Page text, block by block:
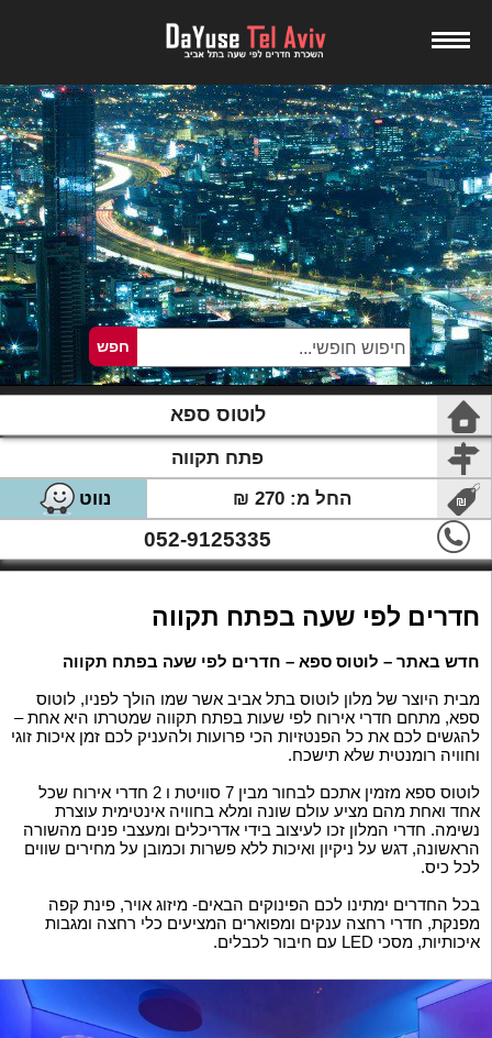
לוטוס ספא
פתח תקווה
החל מ: 270 ₪
נווט
052-9125335
חדרים לפי שעה בפתח תקווה
חדש באתר – לוטוס ספא – חדרים לפי שעה בפתח תקווה
מבית היוצר של מלון לוטוס בתל אביב אשר שמו הולך לפניו, לוטוס
ספא, מתחם חדרי אירוח לפי שעות בפתח תקווה שמטרתו היא אחת –
להגשים לכם את כל הפנטזיות הכי פרועות ולהעניק לכם זמן איכות זוגי
וחוויה רומנטית שלא תישכח.
לוטוס ספא מזמין אתכם לבחור מבין 7 סוויטת ו 2 חדרי אירוח שכל
אחד ואחת מהם מציע עולם שונה ומלא בחוויה אינטימית עוצרת
נשימה. חדרי המלון זכו לעיצוב בידי אדריכלים ומעצבי פנים מהשורה
הראשונה, דגש על ניקיון ואיכות ללא פשרות וכמובן על מחירים שווים
לכל כיס.
בכל החדרים ימתינו לכם הפינוקים הבאים- מיזוג אויר, פינת קפה
מפנקת, חדרי רחצה ענקים ומפוארים המציעים כלי רחצה ומגבות
איכותיות, מסכי LED עם חיבור לכבלים.
מחירים:
חדרים 101,102,104,107 - חדרים ללא ג'קוזי: